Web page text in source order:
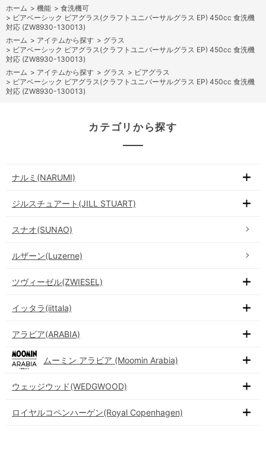
ホーム > 機能 > 食洗機可
> ビアベーシック ビアグラス(クラフトユニバーサルグラス EP) 450cc 食洗機
対応 (ZW8930-130013)
ホーム > アイテムから探す > グラス
> ビアベーシック ビアグラス(クラフトユニバーサルグラス EP) 450cc 食洗機
対応 (ZW8930-130013)
ホーム > アイテムから探す > グラス > ビアグラス
> ビアベーシック ビアグラス(クラフトユニバーサルグラス EP) 450cc 食洗機
対応 (ZW8930-130013)
カテゴリから探す
ナルミ(NARUMI)
ジルスチュアート(JILL STUART)
スナオ(SUNAO)
ルザーン(Luzerne)
ツヴィーゼル(ZWIESEL)
イッタラ(iittala)
アラビア(ARABIA)
ムーミン アラビア (Moomin Arabia)
ウェッジウッド(WEDGWOOD)
ロイヤルコペンハーゲン(Royal Copenhagen)